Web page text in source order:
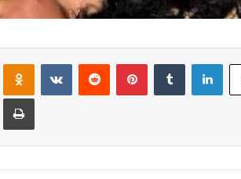
‫X لينكدإن بينتيريست